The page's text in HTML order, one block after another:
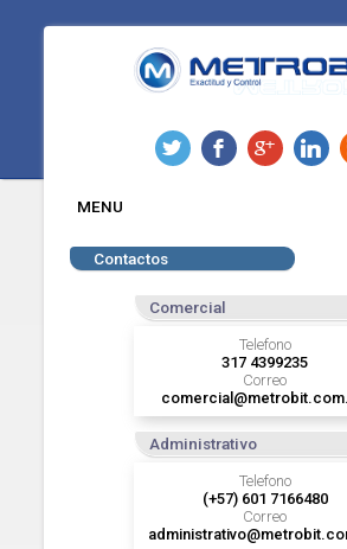
MENU
Contactos
Comercial
Telefono
317 4399235
Correo
Administrativo
Telefono
(+57) 601 7166480
Correo